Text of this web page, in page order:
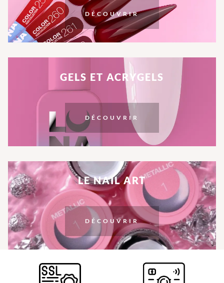
DÉCOUVRIR
GELS ET ACRYGELS
DÉCOUVRIR
LE NAIL ART
DÉCOUVRIR